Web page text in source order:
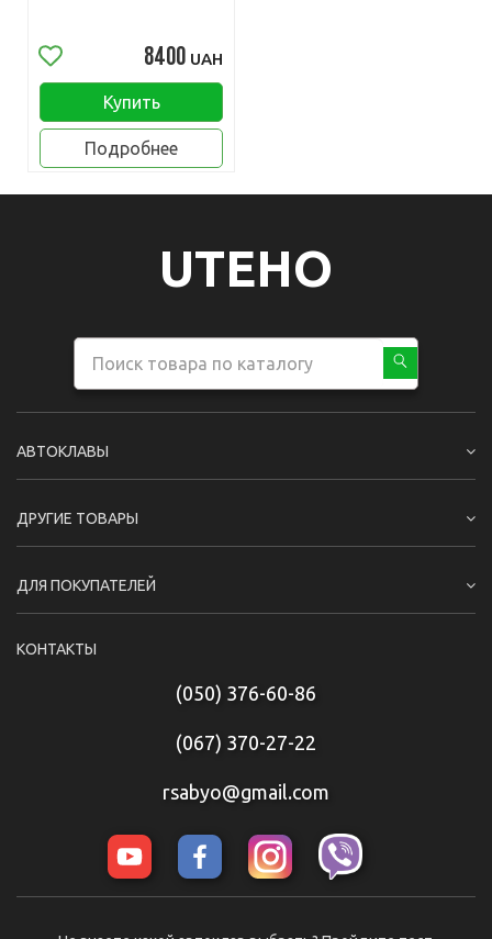
8400 UAH
Купить
Подробнее
UTEHO
АВТОКЛАВЫ
ДРУГИЕ ТОВАРЫ
ДЛЯ ПОКУПАТЕЛЕЙ
КОНТАКТЫ
(050) 376-60-86
(067) 370-27-22
rsabyo@gmail.com